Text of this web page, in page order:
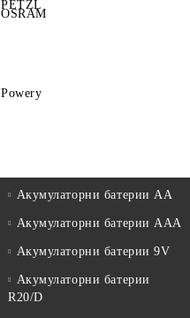
PETZL
OSRAM
Powery
Акумулаторни батерии АА
Акумулаторни батерии AAA
Акумулаторни батерии 9V
Акумулаторни батерии
R20/D